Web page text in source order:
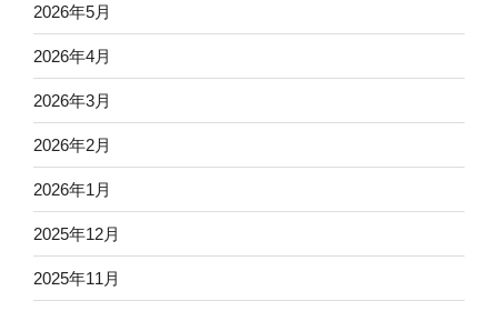
2026年5月
2026年4月
2026年3月
2026年2月
2026年1月
2025年12月
2025年11月